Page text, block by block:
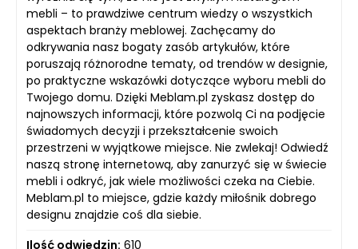
mebli – to prawdziwe centrum wiedzy o wszystkich
aspektach branży meblowej. Zachęcamy do
odkrywania nasz bogaty zasób artykułów, które
poruszają różnorodne tematy, od trendów w designie,
po praktyczne wskazówki dotyczące wyboru mebli do
Twojego domu. Dzięki Meblam.pl zyskasz dostęp do
najnowszych informacji, które pozwolą Ci na podjęcie
świadomych decyzji i przekształcenie swoich
przestrzeni w wyjątkowe miejsce. Nie zwlekaj! Odwiedź
naszą stronę internetową, aby zanurzyć się w świecie
mebli i odkryć, jak wiele możliwości czeka na Ciebie.
Meblam.pl to miejsce, gdzie każdy miłośnik dobrego
designu znajdzie coś dla siebie.
Ilość odwiedzin: 610